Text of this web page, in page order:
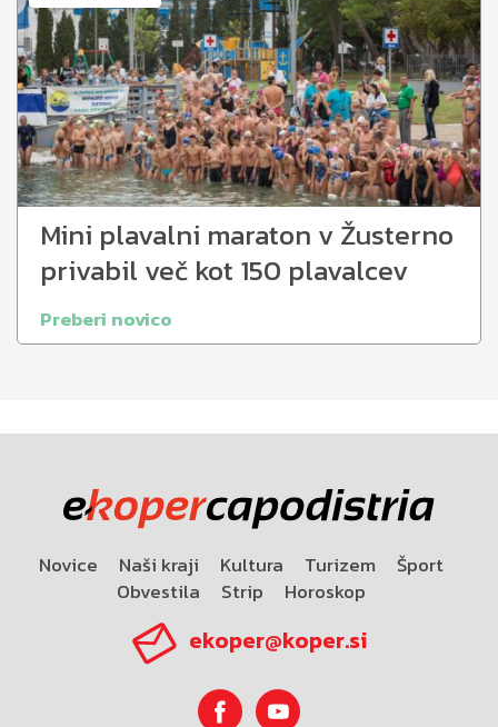
Mini plavalni maraton v Žusterno
privabil več kot 150 plavalcev
Preberi novico
Novice Naši kraji Kultura Turizem
Šport
Obvestila
Strip Horoskop
ekoper@koper.si